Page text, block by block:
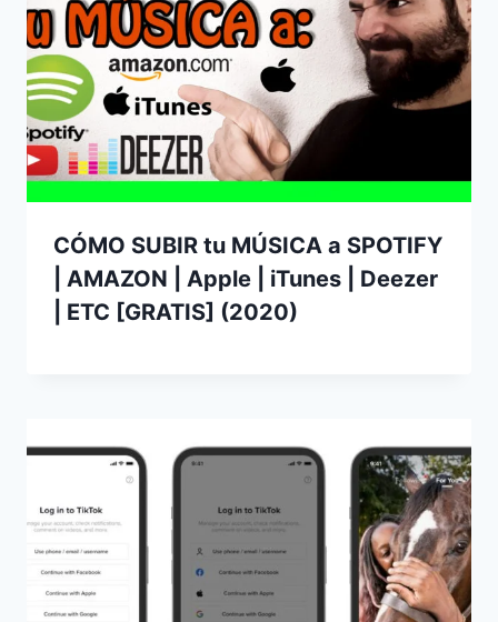
CÓMO SUBIR tu MÚSICA a SPOTIFY
| AMAZON | Apple | iTunes | Deezer
| ETC [GRATIS] (2020)